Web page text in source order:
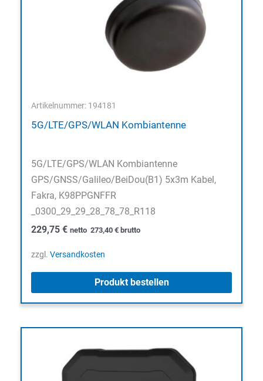
Artikelnummer: 194181
5G/LTE/GPS/WLAN Kombiantenne
5G/LTE/GPS/WLAN Kombiantenne
GPS/GNSS/Galileo/BeiDou(B1) 5x3m Kabel,
Fakra, K98PPGNFFR
_0300_29_29_28_78_78_R118
229,75 € netto 273,40 € brutto
zzgl. Versandkosten
Produkt bestellen